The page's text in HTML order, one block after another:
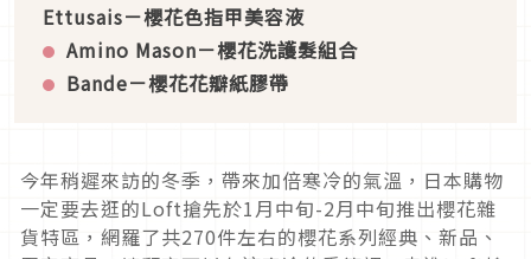
Ettusais－櫻花色指甲美容液
Amino Mason－櫻花洗護髮組合
Bande－櫻花花瓣紙膠帶
今年稍遲來訪的冬季，帶來加倍寒冷的氣溫，日本購物
一定要去逛的Loft搶先於1月中旬-2月中旬推出櫻花雜
貨特區，網羅了共270件左右的櫻花系列經典、新品、